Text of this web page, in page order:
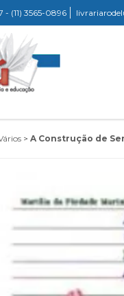
- (11) 3565-0896
> A Construção de